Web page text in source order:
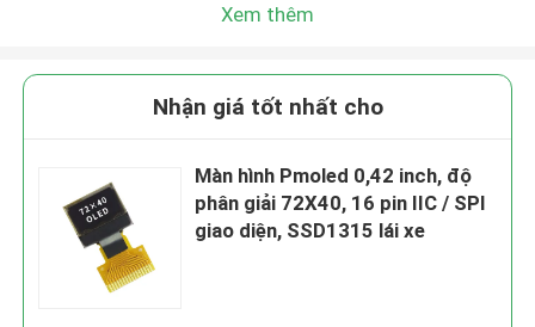
Xem thêm
Nhận giá tốt nhất cho
Màn hình Pmoled 0,42 inch, độ
phân giải 72X40, 16 pin IIC / SPI
giao diện, SSD1315 lái xe